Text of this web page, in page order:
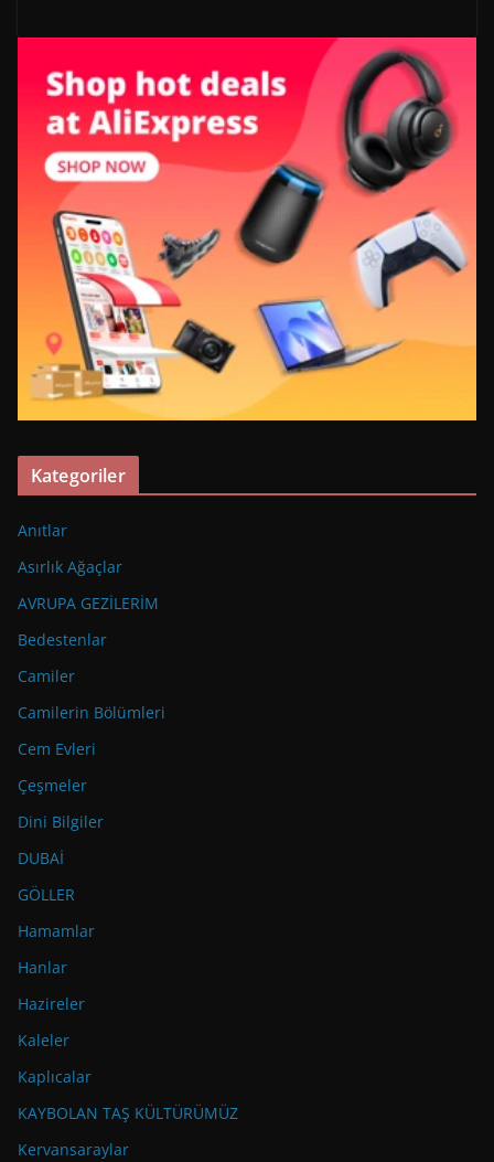
Kategoriler
Anıtlar
Asırlık Ağaçlar
AVRUPA GEZİLERİM
Bedestenlar
Camiler
Camilerin Bölümleri
Cem Evleri
Çeşmeler
Dini Bilgiler
DUBAİ
GÖLLER
Hamamlar
Hanlar
Hazireler
Kaleler
Kaplıcalar
KAYBOLAN TAŞ KÜLTÜRÜMÜZ
Kervansaraylar